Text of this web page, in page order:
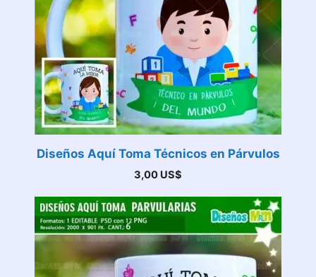
Diseños Aquí Toma Técnicos en Párvulos
3,00 US$